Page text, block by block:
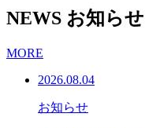
NEWS お知らせ
MORE
2026.08.04
お知らせ